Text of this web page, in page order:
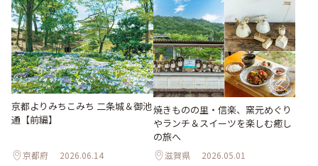
京都よりみちこみち 二条城＆御池
通【前編】
京都府 2026.06.14
焼きものの里・信楽、窯元めぐり
やランチ＆スイーツを楽しむ癒し
の旅へ
滋賀県 2026.05.01